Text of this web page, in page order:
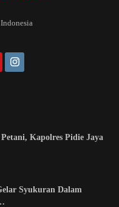
Kapolres Pidie Jaya
Syukuran Dalam